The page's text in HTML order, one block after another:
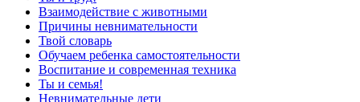
Взаимодействие с животными
Причины невнимательности
Твой словарь
Обучаем ребенка самостоятельности
Воспитание и современная техника
Ты и семья!
Невнимательные дети